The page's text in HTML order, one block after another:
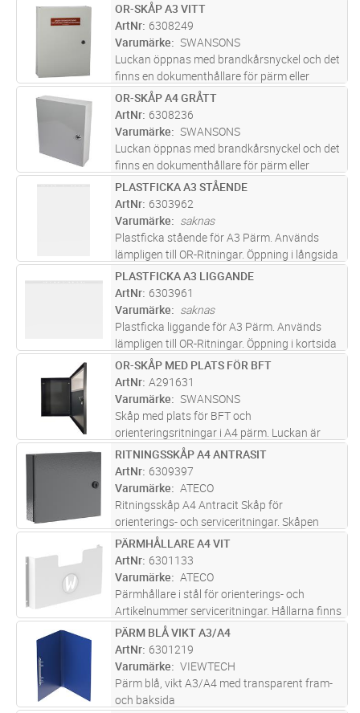
ST Lägg i kundvagn
OR-SKÅP A3 VITT
ArtNr 6308249
Varumärke
SWANSONS
Luckan öppnas med brandkårsnyckel och det
finns en dokumenthållare för pärm eller
liknande.
ST Lägg i kundvagn
OR-SKÅP A4 GRÅTT
ArtNr 6308236
Varumärke
SWANSONS
Luckan öppnas med brandkårsnyckel och det
finns en dokumenthållare för pärm eller
liknande.
ST Lägg i kundvagn
PLASTFICKA A3 STÅENDE
ArtNr 6303962
Varumärke
saknas
Plastficka stående för A3 Pärm. Används
lämpligen till OR-Ritningar. Öppning i långsida
överkant.
ST Lägg i kundvagn
PLASTFICKA A3 LIGGANDE
ArtNr 6303961
Varumärke
saknas
Plastficka liggande för A3 Pärm. Används
lämpligen till OR-Ritningar. Öppning i kortsida
överkant.
ST Lägg i kundvagn
OR-SKÅP MED PLATS FÖR BFT
ArtNr A291631
Varumärke
SWANSONS
Skåp med plats för BFT och
orienteringsritningar i A4 pärm. Luckan är
fördsedd med plexiglasfönster och
brandkårslås som öppnas med
brandkårsnyckel. Nockouts för
genomföringar uppåt. Mått (HxBxD): 46
mer
ST Lägg i kundvagn
RITNINGSSKÅP A4 ANTRASIT
ArtNr 6309397
Varumärke
ATECO
Ritningsskåp A4 Antracit Skåp för
orienterings- och serviceritningar. Skåpen
finns i två format för pärmar A4 och A3.
Luckan öppnas med brandkårsnyckel. Skåpen
är tillverkade i stålplåt och finns i f
ST Lägg i kundvagn
PÄRMHÅLLARE A4 VIT
ArtNr 6301133
Varumärke
ATECO
Pärmhållare i stål för orienterings- och
Artikelnummer serviceritningar. Hållarna finns
i två format för parmar A4 och A3. Hållarna ar
tillverkade i stålplåt och ar lackade i vitt.
ST Lägg i kundvagn
PÄRM BLÅ VIKT A3/A4
ArtNr 6301219
Varumärke
VIEWTECH
Pärm blå, vikt A3/A4 med transparent fram-
och baksida